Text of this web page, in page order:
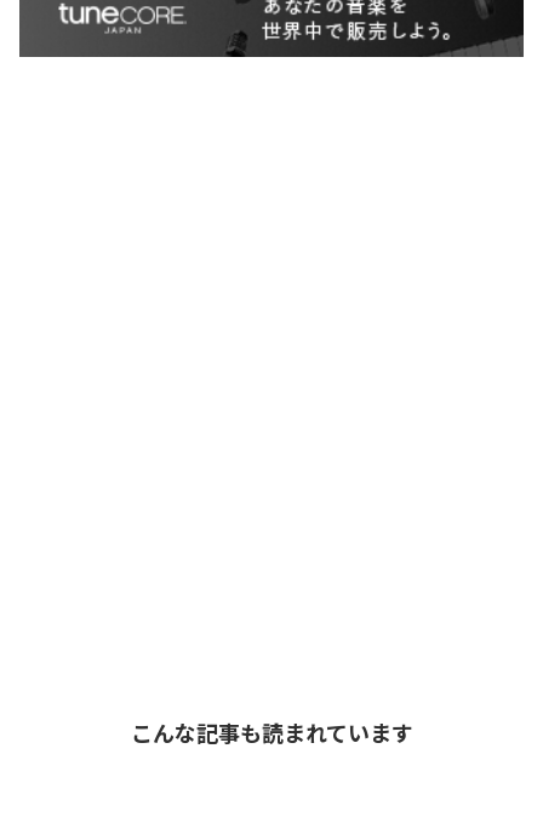
こんな記事も読まれています